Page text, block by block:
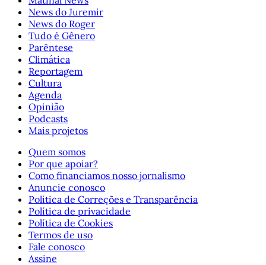
News do Juremir
News do Roger
Tudo é Gênero
Parêntese
Climática
Reportagem
Cultura
Agenda
Opinião
Podcasts
Mais projetos
Quem somos
Por que apoiar?
Como financiamos nosso jornalismo
Anuncie conosco
Política de Correções e Transparência
Política de privacidade
Política de Cookies
Termos de uso
Fale conosco
Assine